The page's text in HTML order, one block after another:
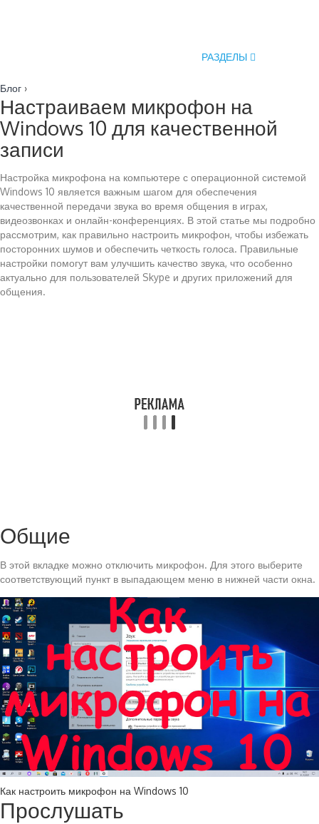
РАЗДЕЛЫ
Блог ›
Настраиваем микрофон на
Windows 10 для качественной
записи
Настройка микрофона на компьютере с операционной системой
Windows 10 является важным шагом для обеспечения
качественной передачи звука во время общения в играх,
видеозвонках и онлайн-конференциях. В этой статье мы подробно
рассмотрим, как правильно настроить микрофон, чтобы избежать
посторонних шумов и обеспечить четкость голоса. Правильные
настройки помогут вам улучшить качество звука, что особенно
актуально для пользователей Skype и других приложений для
общения.
Общие
В этой вкладке можно отключить микрофон. Для этого выберите
соответствующий пункт в выпадающем меню в нижней части окна.
Как настроить микрофон на Windows 10
Прослушать